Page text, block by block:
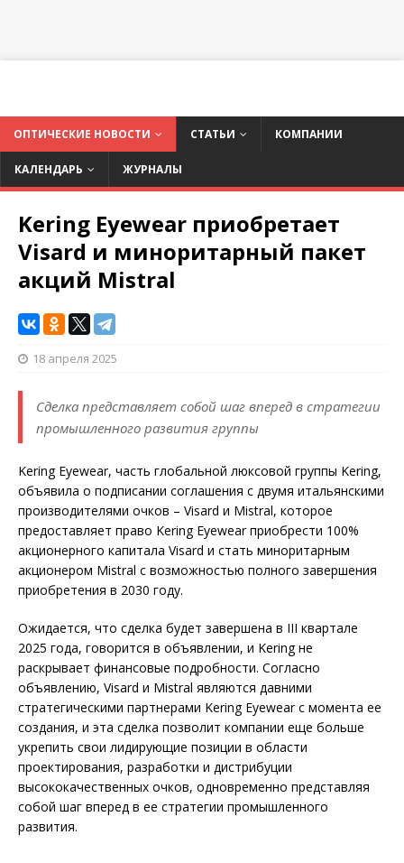
ОПТИЧЕСКИЕ НОВОСТИ СТАТЬИ КОМПАНИИ
КАЛЕНДАРЬ ЖУРНАЛЫ
Kering Eyewear приобретает
Visard и миноритарный пакет
акций Mistral
18 апреля 2025
Сделка представляет собой шаг вперед в стратегии
промышленного развития группы
Kering Eyewear, часть глобальной люксовой группы Kering,
объявила о подписании соглашения с двумя итальянскими
производителями очков – Visard и Mistral, которое
предоставляет право Kering Eyewear приобрести 100%
акционерного капитала Visard и стать миноритарным
акционером Mistral с возможностью полного завершения
приобретения в 2030 году.
Ожидается, что сделка будет завершена в III квартале
2025 года, говорится в объявлении, и Kering не
раскрывает финансовые подробности. Согласно
объявлению, Visard и Mistral являются давними
стратегическими партнерами Kering Eyewear с момента ее
создания, и эта сделка позволит компании еще больше
укрепить свои лидирующие позиции в области
проектирования, разработки и дистрибуции
высококачественных очков, одновременно представляя
собой шаг вперед в ее стратегии промышленного
развития.